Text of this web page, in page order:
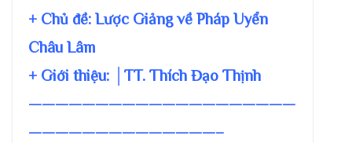
+ Chủ đề: Lược Giảng về Pháp Uyển
Châu Lâm
+ Giới thiệu: │TT. Thích Đạo Thịnh
————————————————————
——————————————–